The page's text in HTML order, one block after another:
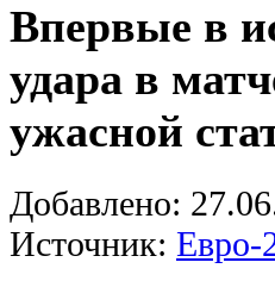
Впервые в
удара в
ужасной
Добавлено:
Источник: Евро-